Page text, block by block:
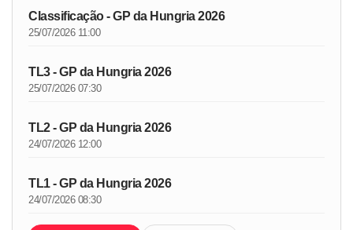
Classificação - GP da Hungria 2026
25/07/2026 11:00
TL3 - GP da Hungria 2026
25/07/2026 07:30
TL2 - GP da Hungria 2026
24/07/2026 12:00
TL1 - GP da Hungria 2026
24/07/2026 08:30